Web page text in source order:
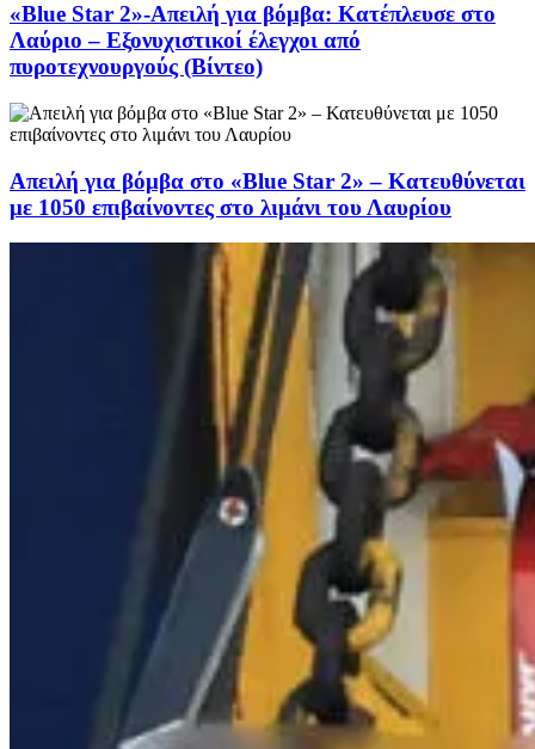
«Blue Star 2»-Απειλή για βόμβα: Κατέπλευσε στο
Λαύριο – Εξονυχιστικοί έλεγχοι από
πυροτεχνουργούς (Βίντεο)
Απειλή για βόμβα στο «Blue Star 2» – Κατευθύνεται
με 1050 επιβαίνοντες στο λιμάνι του Λαυρίου